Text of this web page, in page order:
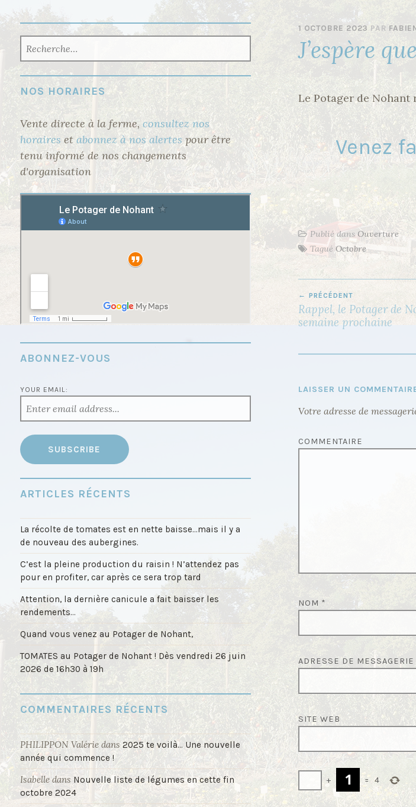
1 OCTOBRE 2023 PAR
J’espère
Le Potager de
Venez
Publié dans Ouverture
Tagué Octobre
N
A
I
A
T
O
I
L
E
PRÉCÉDENT
Rappel, le Potager de
semaine prochaine
LAISSER UN
Votre adresse de
COMMENTAIRE
NOM *
ADRESSE DE MESSAGERIE
SITE WEB
+ = 4
NOS HORAIRES
Vente directe à la ferme, consultez nos
horaires et abonnez à nos alertespour être
tenu informé de nos changements
d'organisation
ABONNEZ-VOUS
YOUR EMAIL:
ARTICLES RÉCENTS
La récolte de tomates est en nette baisse…mais il y a
de nouveau des aubergines.
C’est la pleine production du raisin ! N’attendez pas
pour en profiter, car après ce sera trop tard
Attention, la dernière canicule a fait baisser les
rendements…
Quand vous venez au Potager de Nohant,
TOMATES au Potager de Nohant ! Dès vendredi 26 juin
2026 de 16h30 à 19h
COMMENTAIRES RÉCENTS
PHILIPPON Valériedans2025 te voilà… Une nouvelle
année qui commence !
Isabelledans Nouvelle liste de légumes en cette fin
octobre 2024